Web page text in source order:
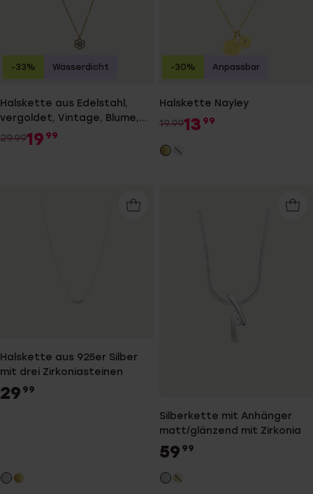
Halskette aus Edelstahl,
vergoldet, Vintage, Blume,
Weiß
29.9919 99
-33% Wasserdicht
Halskette Nayley
19.9913 99
-30% Anpassbar
Halskette aus 925er Silber
mit drei Zirkoniasteinen
29 99
Silberkette mit Anhänger
matt/glänzend mit Zirkonia
59 99